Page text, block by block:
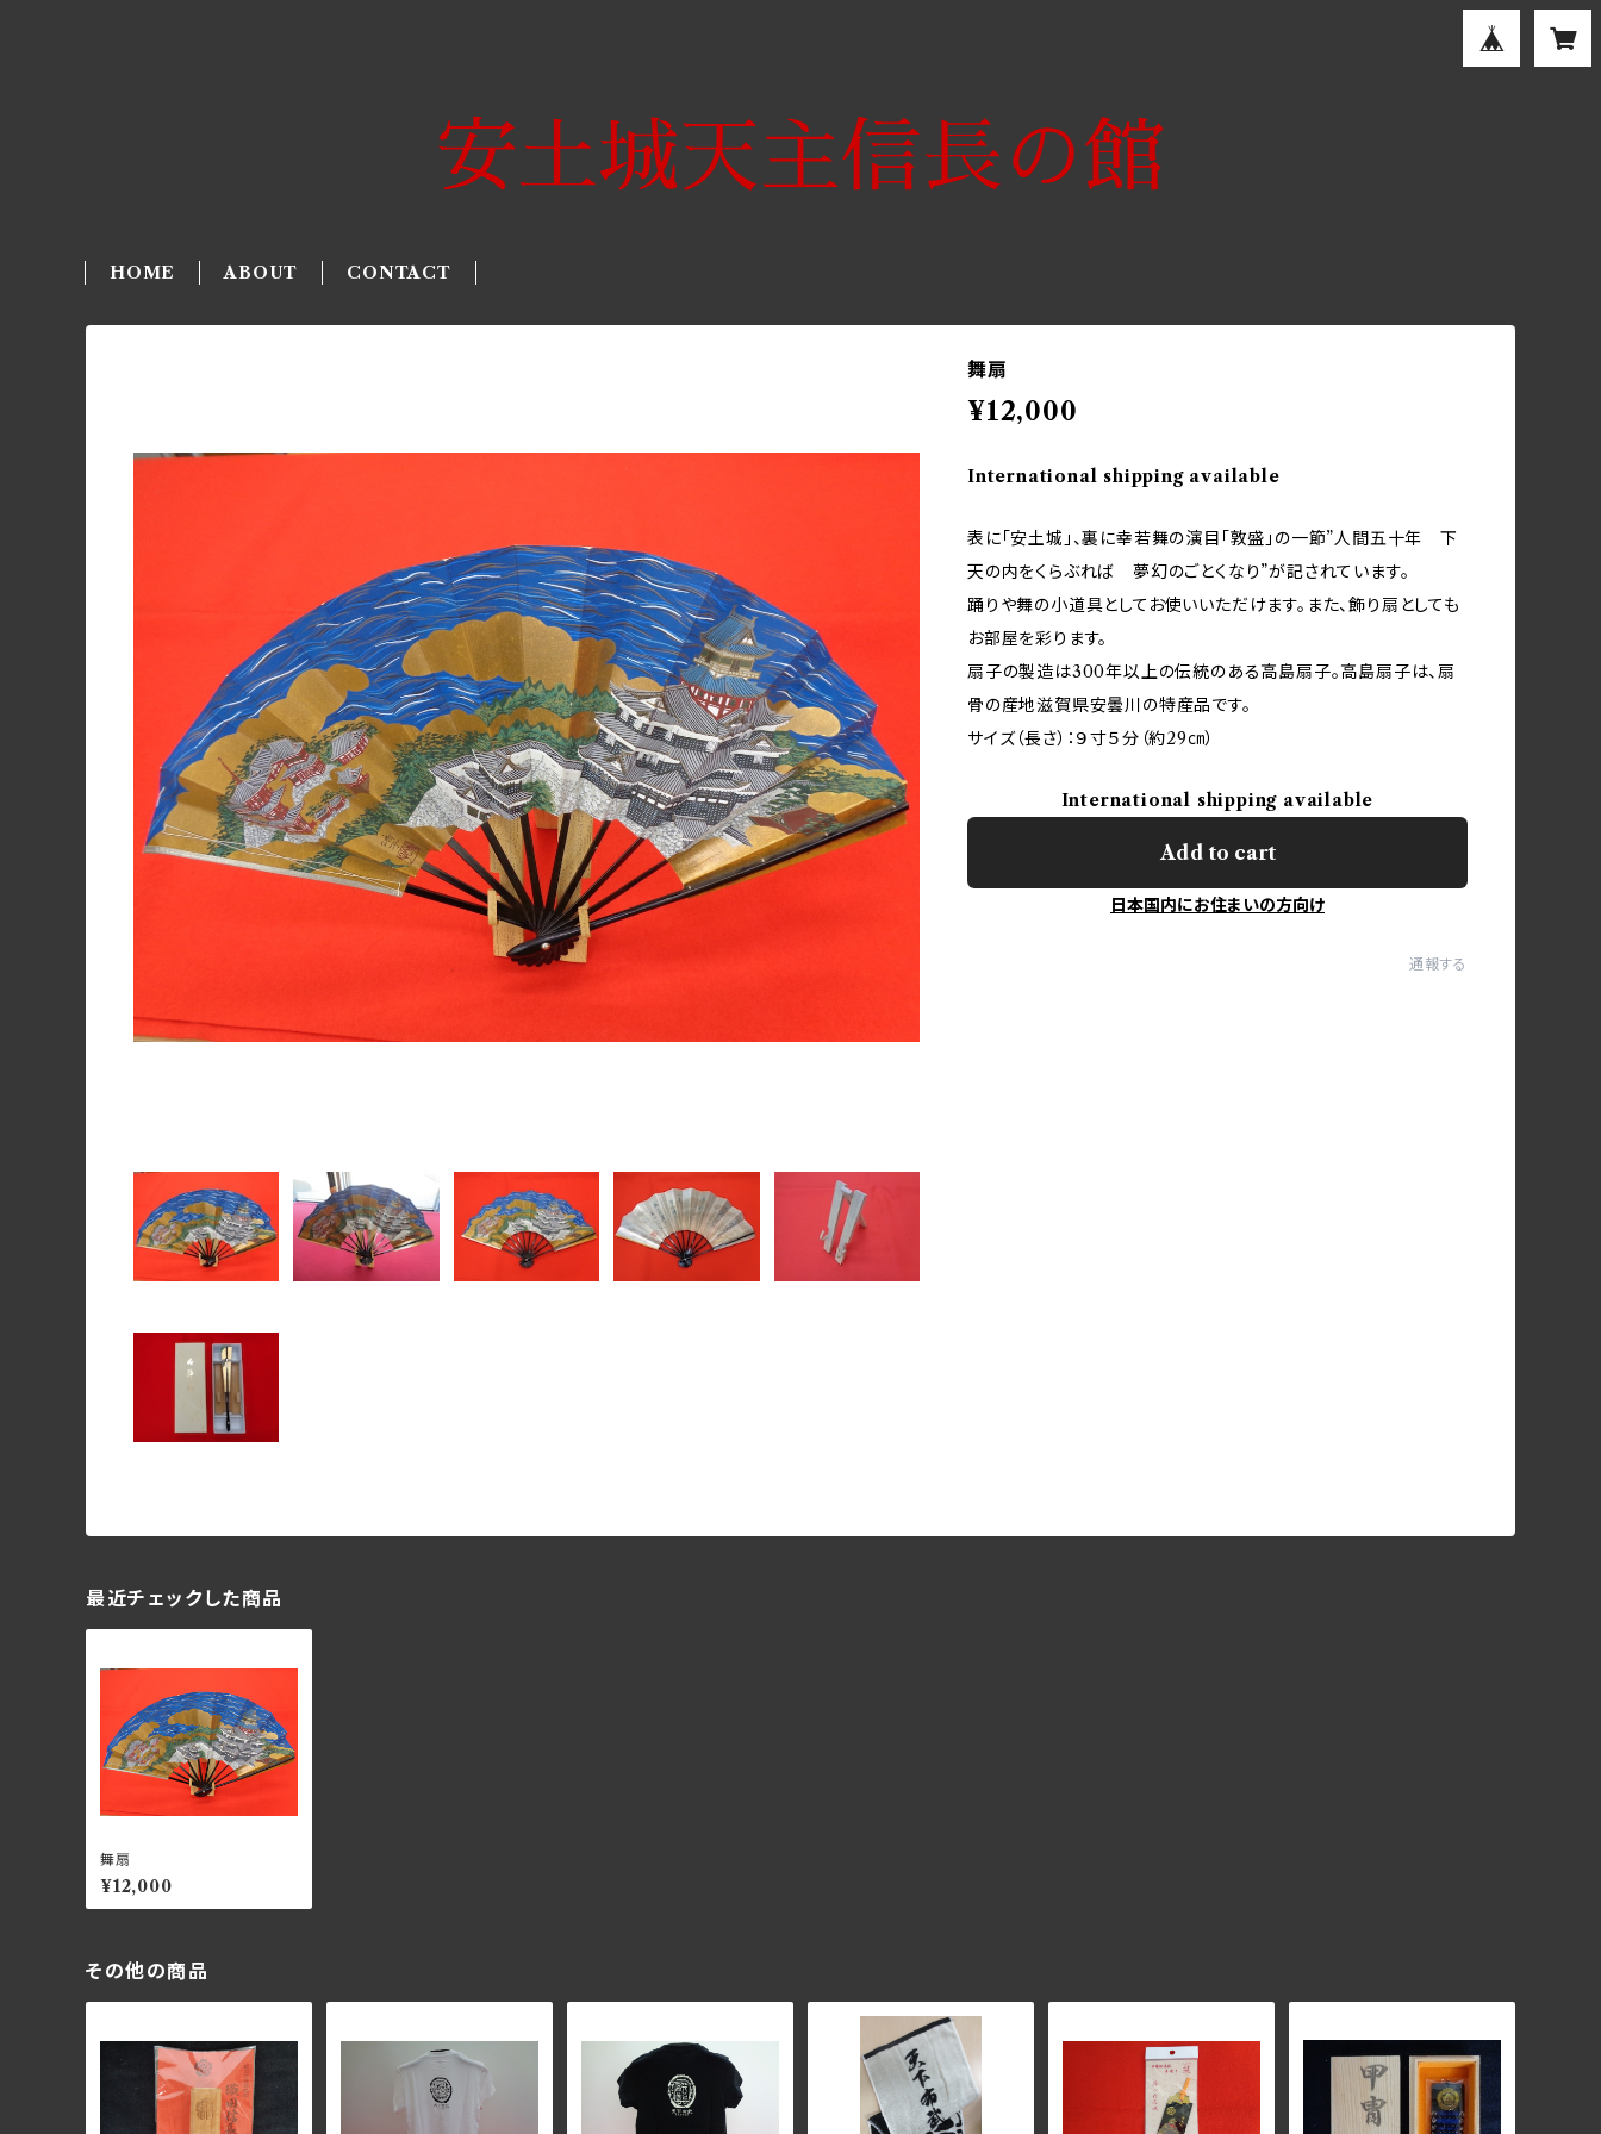
HOME ABOUT CONTACT
舞扇
¥12,000
International shipping available
表に「安土城」、裏に幸若舞の演目「敦盛」の一節”人間五十年 下
天の内をくらぶれば 夢幻のごとくなり”が記されています。
踊りや舞の小道具としてお使いいただけます。また、飾り扇としても
お部屋を彩ります。
扇子の製造は300年以上の伝統のある高島扇子。高島扇子は、扇
骨の産地滋賀県安曇川の特産品です。
サイズ（長さ）：９寸５分（約29㎝）
International shipping available
Add to cart
日本国内にお住まいの方向け
通報する
最近チェックした商品
舞扇
¥12,000
その他の商品